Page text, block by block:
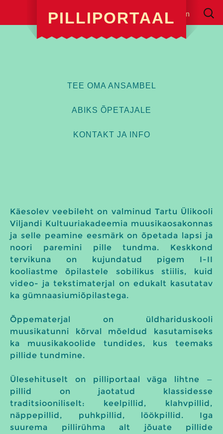
Log in
Search
for:
PILLIPORTAAL
TEE OMA ANSAMBEL
ABIKS ÕPETAJALE
KONTAKT JA INFO
Käesolev veebileht on valminud Tartu Ülikooli
Viljandi Kultuuriakadeemia muusikaosakonnas
ja selle peamine eesmärk on õpetada lapsi ja
noori paremini pille tundma. Keskkond
tervikuna on kujundatud pigem I-II
kooliastme õpilastele sobilikus stiilis, kuid
video- ja tekstimaterjal on edukalt kasutatav
ka gümnaasiumiõpilastega.
Õppematerjal on üldhariduskooli
muusikatunni kõrval mõeldud kasutamiseks
ka muusikakoolide tundides, kus teemaks
pillide tundmine.
Ülesehituselt on pilliportaal väga lihtne —
pillid on jaotatud klassidesse
traditsiooniliselt: keelpillid, klahvpillid,
näppepillid, puhkpillid, löökpillid. Iga
suurema pillirühma alt jõuate pillide